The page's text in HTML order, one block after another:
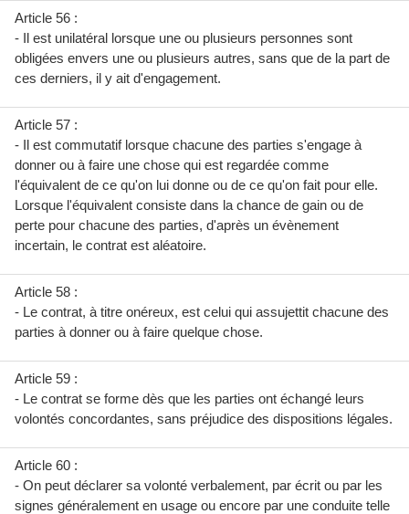
Article 56 :
- Il est unilatéral lorsque une ou plusieurs personnes sont
obligées envers une ou plusieurs autres, sans que de la part de
ces derniers, il y ait d'engagement.
Article 57 :
- Il est commutatif lorsque chacune des parties s'engage à
donner ou à faire une chose qui est regardée comme
l'équivalent de ce qu'on lui donne ou de ce qu'on fait pour elle.
Lorsque l'équivalent consiste dans la chance de gain ou de
perte pour chacune des parties, d'après un évènement
incertain, le contrat est aléatoire.
Article 58 :
- Le contrat, à titre onéreux, est celui qui assujettit chacune des
parties à donner ou à faire quelque chose.
Article 59 :
- Le contrat se forme dès que les parties ont échangé leurs
volontés concordantes, sans préjudice des dispositions légales.
Article 60 :
- On peut déclarer sa volonté verbalement, par écrit ou par les
signes généralement en usage ou encore par une conduite telle